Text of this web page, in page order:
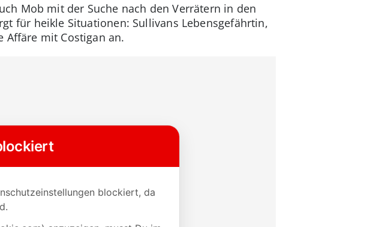
Mob mit der Suche nach den Verrätern in den
für heikle Situationen: Sullivans Lebensgefährtin,
Affäre mit Costigan an.